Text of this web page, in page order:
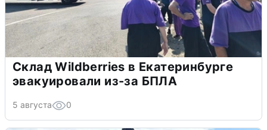
Склад Wildberries в Екатеринбурге
эвакуировали из-за БПЛА
5 августа 0